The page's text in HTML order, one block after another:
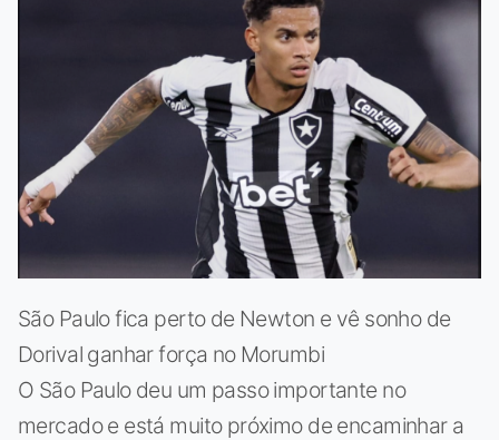
São Paulo fica perto de Newton e vê sonho de
Dorival ganhar força no Morumbi
O São Paulo deu um passo importante no
mercado e está muito próximo de encaminhar a